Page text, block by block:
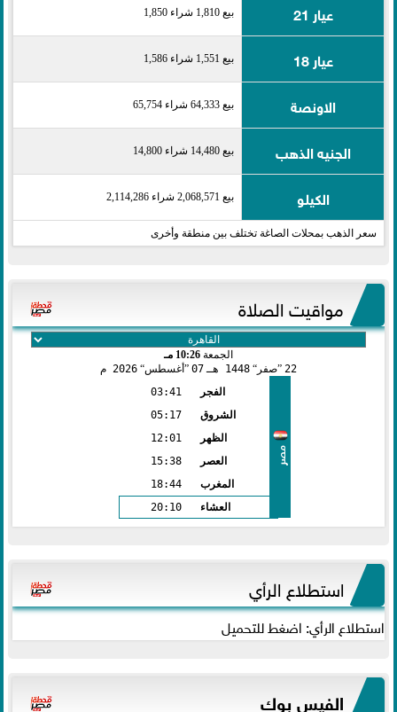
عيار 21 بيع 1,810 شراء 1,850
عيار 18 بيع 1,551 شراء 1,586
الاونصة بيع 64,333 شراء 65,754
الجنيه الذهب بيع 14,480 شراء 14,800
الكيلو بيع 2,068,571 شراء 2,114,286
سعر الذهب بمحلات الصاغة تختلف بين منطقة وأخرى
مواقيت الصلاة
الجمعة 10:26 مـ
22 صفر 1448 هـ 07 أغسطس 2026 م
مصر
الفجر
03:41
الشروق
05:17
الظهر
12:01
العصر
15:38
المغرب
18:44
العشاء
20:10
استطلاع الرأي
استطلاع الرأي: اضغط للتحميل
الفيس بوك